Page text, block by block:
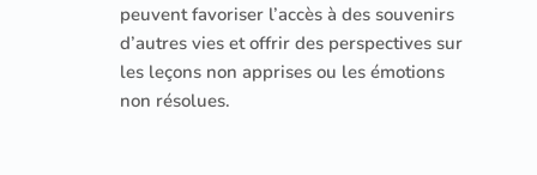
peuvent favoriser l’accès à des souvenirs
d’autres vies et offrir des perspectives sur
les leçons non apprises ou les émotions
non résolues.